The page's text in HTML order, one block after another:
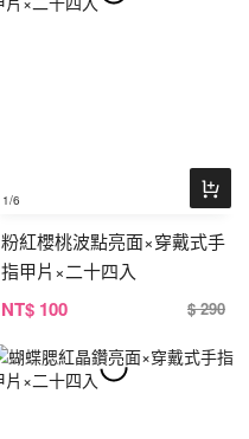
1/6
粉紅櫻桃波點亮面×穿戴式手
指甲片×二十四入
NT$ 100 $ 290